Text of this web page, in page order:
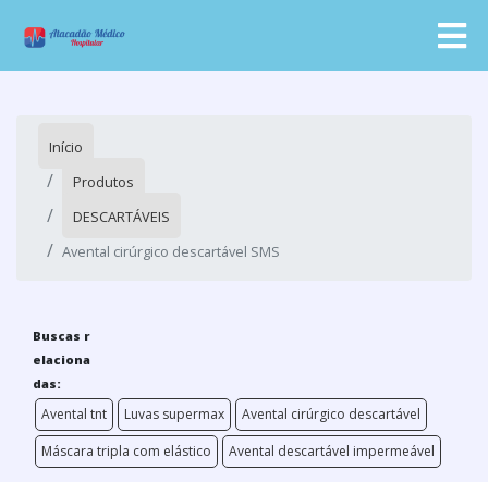
Início
Produtos
DESCARTÁVEIS
Avental cirúrgico descartável SMS
Buscas r
elaciona
das:
Avental tnt Luvas supermax
Avental cirúrgico descartável
Máscara tripla com elástico
Avental descartável impermeável